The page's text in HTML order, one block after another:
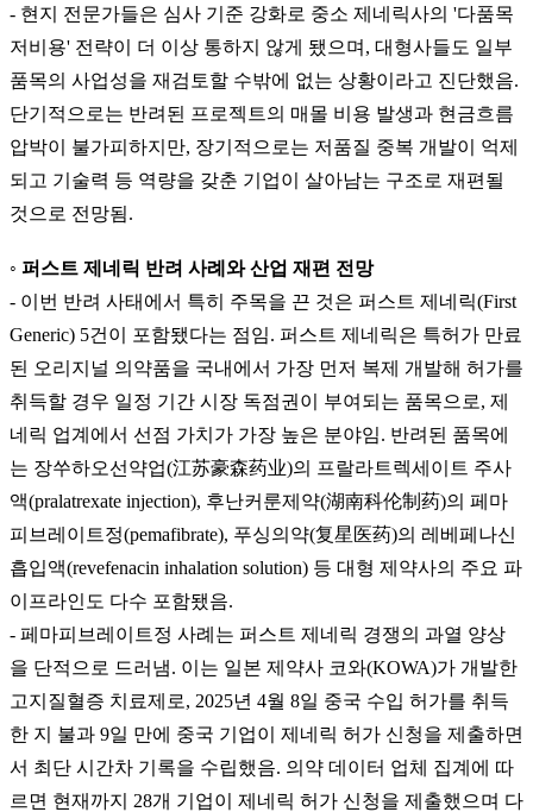
- 현지 전문가들은 심사 기준 강화로 중소 제네릭사의 '다품목
저비용' 전략이 더 이상 통하지 않게 됐으며, 대형사들도 일부
품목의 사업성을 재검토할 수밖에 없는 상황이라고 진단했음.
단기적으로는 반려된 프로젝트의 매몰 비용 발생과 현금흐름
압박이 불가피하지만, 장기적으로는 저품질 중복 개발이 억제
되고 기술력 등 역량을 갖춘 기업이 살아남는 구조로 재편될
것으로 전망됨.
◦ 퍼스트 제네릭 반려 사례와 산업 재편 전망
- 이번 반려 사태에서 특히 주목을 끈 것은 퍼스트 제네릭(First
Generic) 5건이 포함됐다는 점임. 퍼스트 제네릭은 특허가 만료
된 오리지널 의약품을 국내에서 가장 먼저 복제 개발해 허가를
취득할 경우 일정 기간 시장 독점권이 부여되는 품목으로, 제
네릭 업계에서 선점 가치가 가장 높은 분야임. 반려된 품목에
는 장쑤하오선약업(江苏豪森药业)의 프랄라트렉세이트 주사
액(pralatrexate injection), 후난커룬제약(湖南科伦制药)의 페마
피브레이트정(pemafibrate), 푸싱의약(复星医药)의 레베페나신
흡입액(revefenacin inhalation solution) 등 대형 제약사의 주요 파
이프라인도 다수 포함됐음.
- 페마피브레이트정 사례는 퍼스트 제네릭 경쟁의 과열 양상
을 단적으로 드러냄. 이는 일본 제약사 코와(KOWA)가 개발한
고지질혈증 치료제로, 2025년 4월 8일 중국 수입 허가를 취득
한 지 불과 9일 만에 중국 기업이 제네릭 허가 신청을 제출하면
서 최단 시간차 기록을 수립했음. 의약 데이터 업체 집계에 따
르면 현재까지 28개 기업이 제네릭 허가 신청을 제출했으며 다